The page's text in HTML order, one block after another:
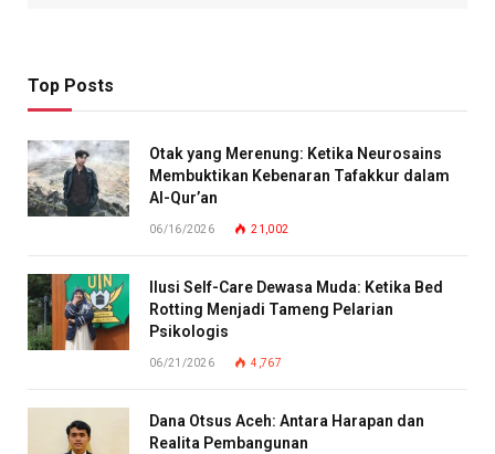
Top Posts
Otak yang Merenung: Ketika Neurosains
Membuktikan Kebenaran Tafakkur dalam
Al-Qur’an
06/16/2026 21,002
Ilusi Self-Care Dewasa Muda: Ketika Bed
Rotting Menjadi Tameng Pelarian
Psikologis
06/21/2026 4,767
Dana Otsus Aceh: Antara Harapan dan
Realita Pembangunan